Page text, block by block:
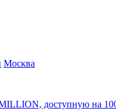
Москва
доступную на